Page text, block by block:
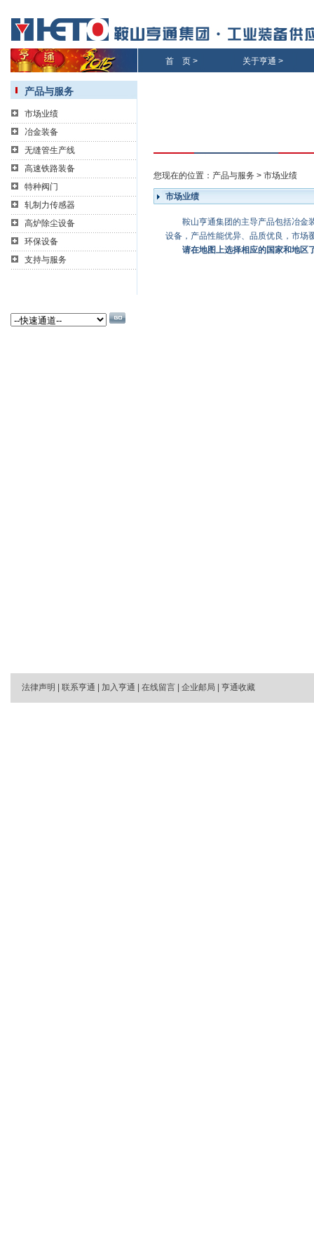
首 页 > 关于亨通 >
产品与服务
市场业绩
冶金装备
无缝管生产线
高速铁路装备
特种阀门
轧制力传感器
高炉除尘设备
环保设备
支持与服务
您现在的位置： 产品与服务 > 市场业绩
市场业绩
鞍山亨通集团的主导产品包括冶金装
设备，产品性能优异、品质优良，市场
请在地图上选择相应的国家和地区
法律声明 联系亨通 加入亨通 在线留言 企业邮局 亨通收藏